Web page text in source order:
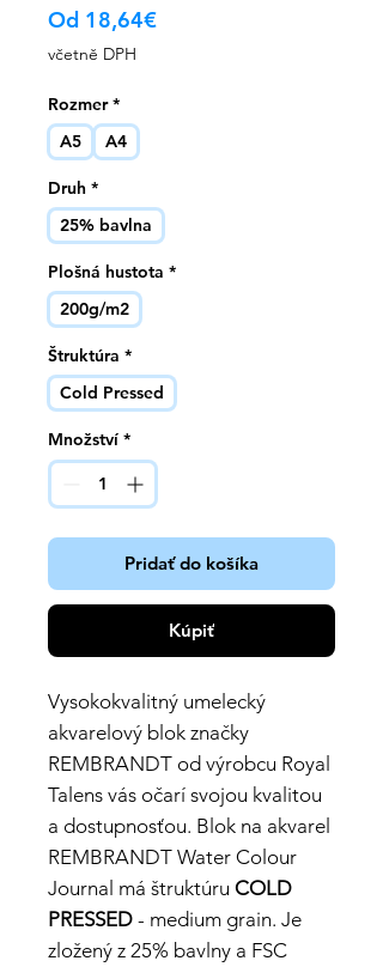
Od 18,64€Zvýhodněná
včetně DPH
Rozmer *
A5
A4
Druh *
25% bavlna
Plošná hustota *
200g/m2
Štruktúra *
Cold Pressed
Množství *
Pridať do košíka
Kúpiť
Vysokokvalitný umelecký
akvarelový blok značky
REMBRANDT od výrobcu Royal
Talens vás očarí svojou kvalitou
a dostupnosťou. Blok na akvarel
REMBRANDT Water Colour
Journal má štruktúru COLD
PRESSED - medium grain. Je
zložený z 25% bavlny a FSC